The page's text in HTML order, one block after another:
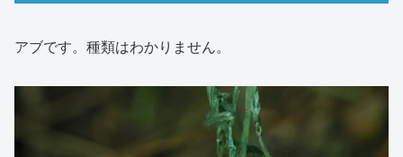
アブです。種類はわかりません。